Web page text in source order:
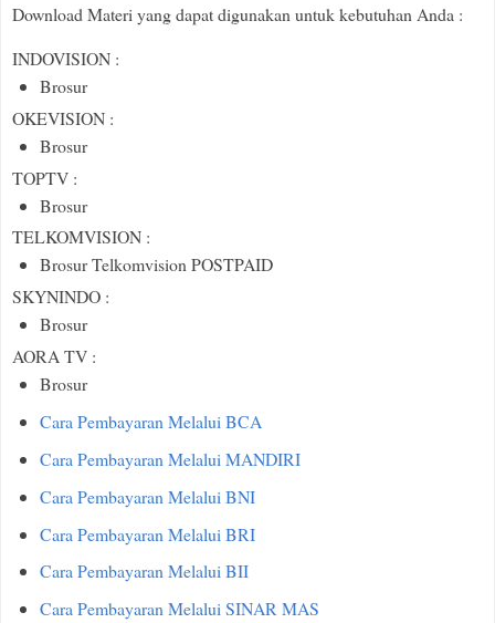
Download Materi yang dapat digunakan untuk kebutuhan Anda :
INDOVISION :
Brosur
OKEVISION :
Brosur
TOPTV :
Brosur
TELKOMVISION :
Brosur Telkomvision POSTPAID
SKYNINDO :
Brosur
AORA TV :
Brosur
Cara Pembayaran Melalui BCA
Cara Pembayaran Melalui MANDIRI
Cara Pembayaran Melalui BNI
Cara Pembayaran Melalui BRI
Cara Pembayaran Melalui BII
Cara Pembayaran Melalui SINAR MAS